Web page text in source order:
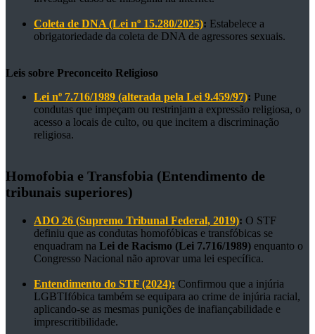
Coleta de DNA (Lei nº 15.280/2025): Estabelece a
obrigatoriedade da coleta de DNA de agressores sexuais.
Leis sobre Preconceito Religioso
Lei nº 7.716/1989 (alterada pela Lei 9.459/97): Pune
condutas que impeçam ou restrinjam a expressão religiosa, o
acesso a locais de culto, ou que incitem a discriminação
religiosa.
Homofobia e Transfobia (Entendimento de
tribunais superiores)
ADO 26 (Supremo Tribunal Federal, 2019): O STF
definiu que as condutas homofóbicas e transfóbicas se
enquadram na Lei de Racismo (Lei 7.716/1989) enquanto o
Congresso Nacional não aprovar uma lei específica.
Entendimento do STF (2024): Confirmou que a injúria
LGBTIfóbica também se equipara ao crime de injúria racial,
aplicando-se as mesmas punições de inafiançabilidade e
imprescritibilidade.